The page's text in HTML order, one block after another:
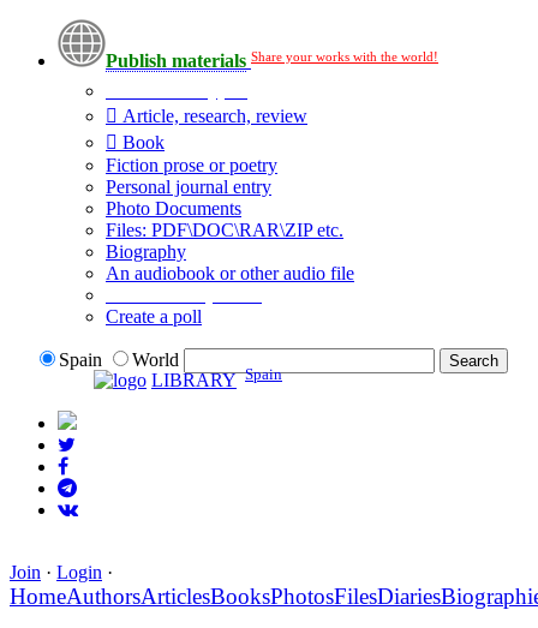
Publish materials Share your works with the world!
Article, research, review
Book
Fiction prose or poetry
Personal journal entry
Photo Documents
Files: PDF\DOC\RAR\ZIP etc.
Biography
An audiobook or other audio file
Create a poll
Spain
World
LIBRARY Spain
Join · Login ·
HomeAuthorsArticlesBooksPhotosFilesDiaries